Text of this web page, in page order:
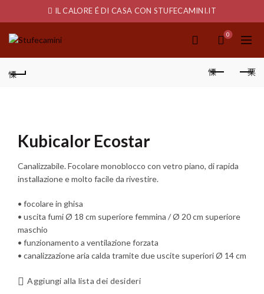
IL CALORE É DI CASA CON STUFECAMINI.IT
0
Kubicalor Ecostar
Canalizzabile. Focolare monoblocco con vetro piano, di rapida
installazione e molto facile da rivestire.
• focolare in ghisa
• uscita fumi Ø 18 cm superiore femmina / Ø 20 cm superiore
maschio
• funzionamento a ventilazione forzata
• canalizzazione aria calda tramite due uscite superiori Ø 14 cm
Aggiungi alla lista dei desideri